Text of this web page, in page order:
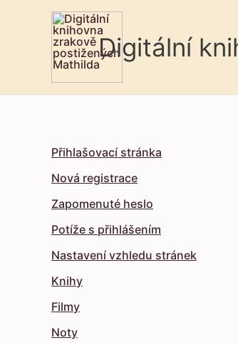
Digitální
Přihlašovací stránka
Nová registrace
Zapomenuté heslo
Potíže s přihlášením
Nastavení vzhledu stránek
Knihy
Filmy
Noty